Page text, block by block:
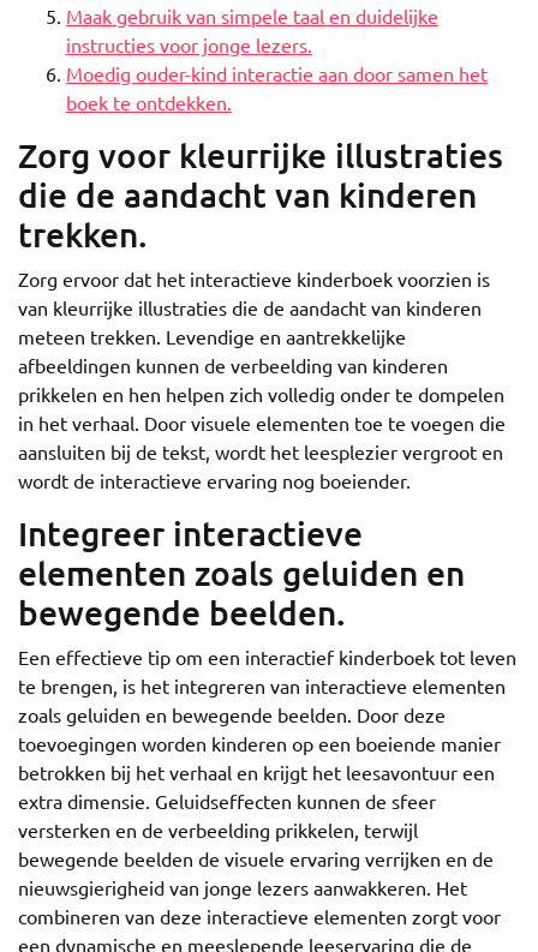
Maak gebruik van simpele taal en duidelijke
instructies voor jonge lezers.
Moedig ouder-kind interactie aan door samen het
boek te ontdekken.
Zorg voor kleurrijke illustraties
die de aandacht van kinderen
trekken.
Zorg ervoor dat het interactieve kinderboek voorzien is
van kleurrijke illustraties die de aandacht van kinderen
meteen trekken. Levendige en aantrekkelijke
afbeeldingen kunnen de verbeelding van kinderen
prikkelen en hen helpen zich volledig onder te dompelen
in het verhaal. Door visuele elementen toe te voegen die
aansluiten bij de tekst, wordt het leesplezier vergroot en
wordt de interactieve ervaring nog boeiender.
Integreer interactieve
elementen zoals geluiden en
bewegende beelden.
Een effectieve tip om een interactief kinderboek tot leven
te brengen, is het integreren van interactieve elementen
zoals geluiden en bewegende beelden. Door deze
toevoegingen worden kinderen op een boeiende manier
betrokken bij het verhaal en krijgt het leesavontuur een
extra dimensie. Geluidseffecten kunnen de sfeer
versterken en de verbeelding prikkelen, terwijl
bewegende beelden de visuele ervaring verrijken en de
nieuwsgierigheid van jonge lezers aanwakkeren. Het
combineren van deze interactieve elementen zorgt voor
een dynamische en meeslepende leeservaring die de